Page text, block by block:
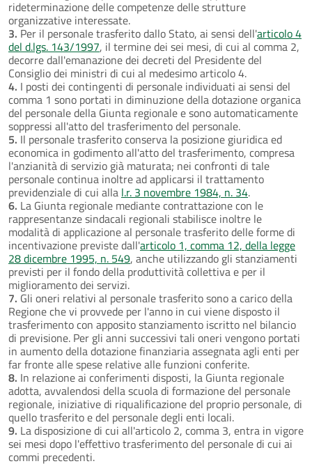
rideterminazione delle competenze delle strutture
organizzative interessate.
3. Per il personale trasferito dallo Stato, ai sensi dell'articolo 4
del d.lgs. 143/1997, il termine dei sei mesi, di cui al comma 2,
decorre dall'emanazione dei decreti del Presidente del
Consiglio dei ministri di cui al medesimo articolo 4.
4. I posti dei contingenti di personale individuati ai sensi del
comma 1 sono portati in diminuzione della dotazione organica
del personale della Giunta regionale e sono automaticamente
soppressi all'atto del trasferimento del personale.
5. Il personale trasferito conserva la posizione giuridica ed
economica in godimento all'atto del trasferimento, compresa
l'anzianità di servizio già maturata; nei confronti di tale
personale continua inoltre ad applicarsi il trattamento
previdenziale di cui alla l.r. 3 novembre 1984, n. 34.
6. La Giunta regionale mediante contrattazione con le
rappresentanze sindacali regionali stabilisce inoltre le
modalità di applicazione al personale trasferito delle forme di
incentivazione previste dall'articolo 1, comma 12, della legge
28 dicembre 1995, n. 549, anche utilizzando gli stanziamenti
previsti per il fondo della produttività collettiva e per il
miglioramento dei servizi.
7. Gli oneri relativi al personale trasferito sono a carico della
Regione che vi provvede per l'anno in cui viene disposto il
trasferimento con apposito stanziamento iscritto nel bilancio
di previsione. Per gli anni successivi tali oneri vengono portati
in aumento della dotazione finanziaria assegnata agli enti per
far fronte alle spese relative alle funzioni conferite.
8. In relazione ai conferimenti disposti, la Giunta regionale
adotta, avvalendosi della scuola di formazione del personale
regionale, iniziative di riqualificazione del proprio personale, di
quello trasferito e del personale degli enti locali.
9. La disposizione di cui all'articolo 2, comma 3, entra in vigore
sei mesi dopo l'effettivo trasferimento del personale di cui ai
commi precedenti.